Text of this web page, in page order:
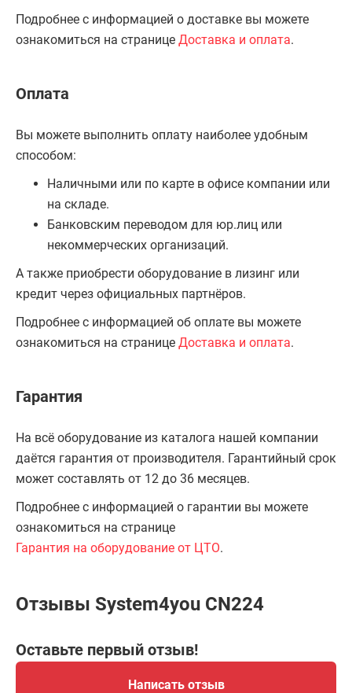
Подробнее с информацией о доставке вы можете
ознакомиться на странице Доставка и оплата.
Оплата
Вы можете выполнить оплату наиболее удобным
способом:
Наличными или по карте в офисе компании или
на складе.
Банковским переводом для юр.лиц или
некоммерческих организаций.
А также приобрести оборудование в лизинг или
кредит через официальных партнёров.
Подробнее с информацией об оплате вы можете
ознакомиться на странице Доставка и оплата.
Гарантия
На всё оборудование из каталога нашей компании
даётся гарантия от производителя. Гарантийный срок
может составлять от 12 до 36 месяцев.
Подробнее с информацией о гарантии вы можете
ознакомиться на странице
Гарантия на оборудование от ЦТО.
Отзывы System4you CN224
Оставьте первый отзыв!
Написать отзыв